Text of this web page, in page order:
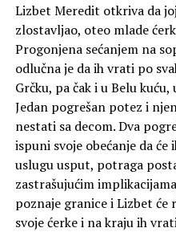
Lizbet Meredit otkriva da
zlostavljao, oteo mlade
Progonjena sećanjem na
odlučna je da ih vrati po
Grčku, pa čak i u Belu
Jedan pogrešan potez i
nestati sa decom. Dva
ispuni svoje obećanje da
uslugu usput, potraga
zastrašujućim
poznaje granice i Lizbet
svoje ćerke i na kraju ih